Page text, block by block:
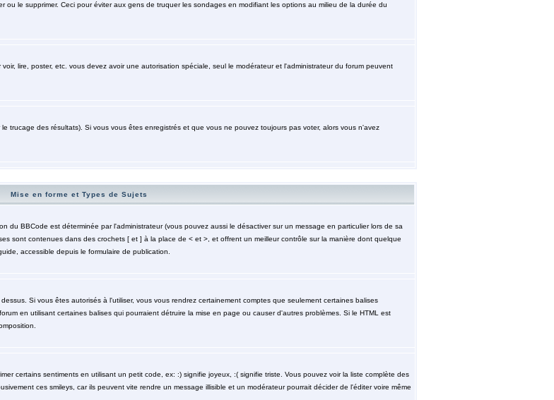
le supprimer. Ceci pour éviter aux gens de truquer les sondages en modifiant les options au milieu de la durée du
lire, poster, etc. vous devez avoir une autorisation spéciale, seul le modérateur et l'administrateur du forum peuvent
trucage des résultats). Si vous vous êtes enregistrés et que vous ne pouvez toujours pas voter, alors vous n'avez
Mise en forme et Types de Sujets
du BBCode est déterminée par l'administrateur (vous pouvez aussi le désactiver sur un message en particulier lors de sa
sont contenues dans des crochets [ et ] à la place de < et >, et offrent un meilleur contrôle sur la manière dont quelque
accessible depuis le formulaire de publication.
Si vous êtes autorisés à l'utiliser, vous vous rendrez certainement comptes que seulement certaines balises
en utilisant certaines balises qui pourraient détruire la mise en page ou causer d'autres problèmes. Si le HTML est
certains sentiments en utilisant un petit code, ex: :) signifie joyeux, :( signifie triste. Vous pouvez voir la liste complète des
ces smileys, car ils peuvent vite rendre un message illisible et un modérateur pourrait décider de l'éditer voire même